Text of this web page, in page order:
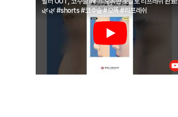
🌿🌿 #shorts #코수술 #오똑 #리프레쉬